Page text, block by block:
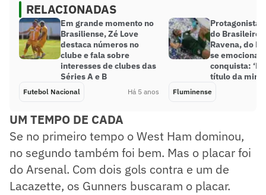
RELACIONADAS
Em grande momento no
Brasiliense, Zé Love
destaca números no
clube e fala sobre
interesses de clubes das
Séries A e B
Futebol Nacional Há 5 anos
Protagonista
do Brasileiro
Ravena, do
se emociona
conquista:
título da
Fluminense
UM TEMPO DE CADA
Se no primeiro tempo o West Ham dominou,
no segundo também foi bem. Mas o placar foi
do Arsenal. Com dois gols contra e um de
Lacazette, os Gunners buscaram o placar.